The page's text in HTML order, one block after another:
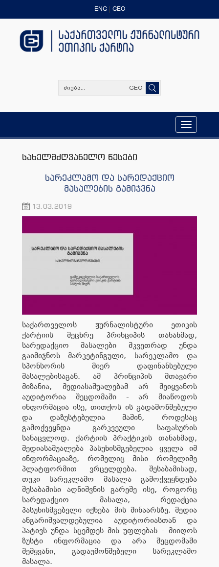
ENG GEO
GEO
Toggle
navigation
სახელმძღვანელო წესები
სარეკლამო და სარედაქციო
მასალების გამიჯვნა
13.03.2019
საქართველოს ჟურნალისტური ეთიკის
ქარტიის მეცხრე პრინციპის თანახმად,
სარედაქციო მასალები მკვეთრად უნდა
გაიმიჯნოს მარკეტინგული, სარეკლამო და
სპონსორის მიერ დაფინანსებული
მასალებისაგან. ამ პრინციპის მთავარი
მიზანია, მედიასაშუალებამ არ შეიყვანოს
აუდიტორია შეცდომაში - არ მიაწოდოს
ინფორმაცია ისე, თითქოს ის გადამოწმებული
და დაზუსტებულია მაშინ, როდესაც
გამოქვეყნდა გარკვეული საფასურის
სანაცვლოდ. ქარტიის პრაქტიკის თანახმად,
მედიასაშუალება პასუხისმგებელია ყველა იმ
ინფორმაციაზე, რომელიც მისი რომელიმე
პლატფორმით ვრცელდება. შესაბამისად,
თუკი სარეკლამო მასალა გამოქვეყნდება
შესაბამისი აღნიშვნის გარეშე ისე, როგორც
სარედაქციო მასალა, რედაქცია
პასუხისმგებელი იქნება მის შინაარსზე. მედია
ანგარიშვალდებულია აუდიტორიასთან და
პატივს უნდა სცემდეს მის უფლებას - მიიღოს
ზუსტი ინფორმაცია და არა შეცდომაში
შემყვანი, გადაუმოწმებელი სარეკლამო
მასალა.